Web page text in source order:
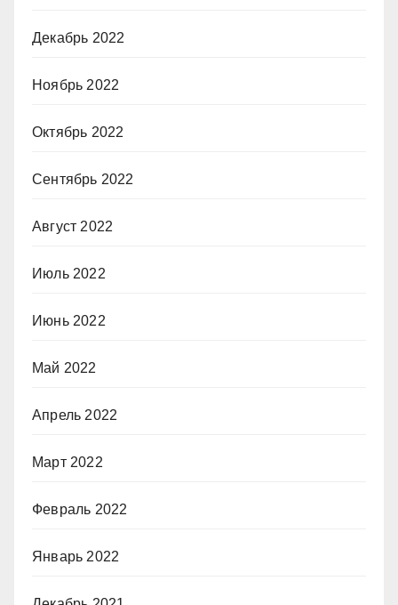
Декабрь 2022
Ноябрь 2022
Октябрь 2022
Сентябрь 2022
Август 2022
Июль 2022
Июнь 2022
Май 2022
Апрель 2022
Март 2022
Февраль 2022
Январь 2022